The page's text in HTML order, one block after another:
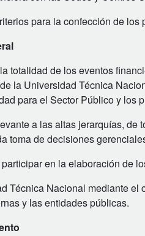
para la confección de
totalidad de los eventos
la Universidad Técnica
para el Sector Público y los
a las altas jerarquías,
toma de decisiones
en la elaboración de
Técnica Nacional mediante
y las entidades públicas.